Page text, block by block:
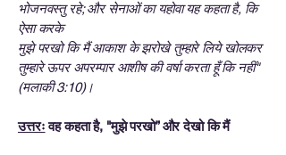
भोजनवस्तु रहे; और सेनाओं का यहोवा यह कहता है, कि
ऐसा करके
मुझे परखो कि मैं आकाश के झरोखे तुम्हारे लिये खोलकर
तुम्हारे ऊपर अपरम्पार आशीष की वर्षा करता हूँ कि नहीं"
(मलाकी 3:10)।
उत्तरः वह कहता है, "मुझे परखो” और देखो कि मैं